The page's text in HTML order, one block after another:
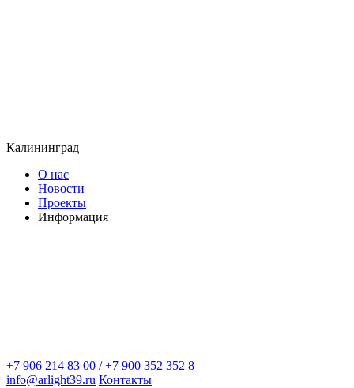
Калининград
О нас
Новости
Проекты
Информация
+7 906 214 83 00 / +7 900 352 352 8
info@arlight39.ru Контакты